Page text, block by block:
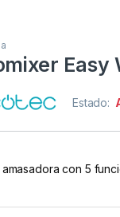
Easy
Estado:
amasadora con 5